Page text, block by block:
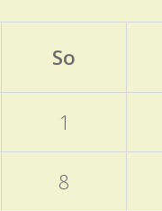
So
1
8